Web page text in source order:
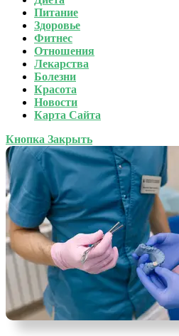
Питание
Здоровье
Фитнес
Отношения
Лекарства
Болезни
Красота
Новости
Карта Сайта
Кнопка Закрыть